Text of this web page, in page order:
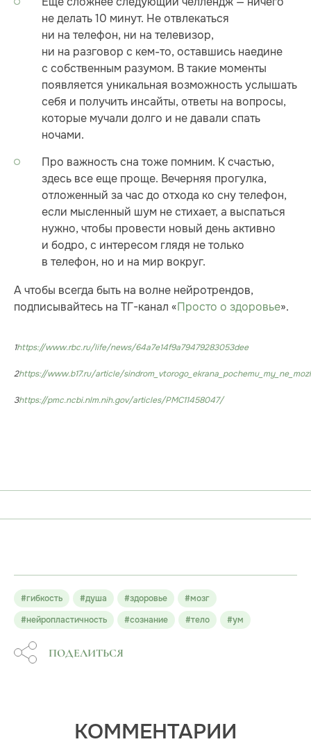
не делать 10 минут. Не отвлекаться
ни на телефон, ни на телевизор,
ни на разговор с кем-то, оставшись наедине
с собственным разумом. В такие моменты
появляется уникальная возможность услышать
себя и получить инсайты, ответы на вопросы,
которые мучали долго и не давали спать
ночами.
Про важность сна тоже помним. К счастью,
здесь все еще проще. Вечерняя прогулка,
отложенный за час до отхода ко сну телефон,
если мысленный шум не стихает, а выспаться
нужно, чтобы провести новый день активно
и бодро, с интересом глядя не только
в телефон, но и на мир вокруг.
А чтобы всегда быть на волне нейротрендов,
подписывайтесь на ТГ-канал «Просто о здоровье».
1https://www.rbc.ru/life/news/64a7e14f9a79479283053dee
2https://www.b17.ru/article/
3https://pmc.ncbi.nlm.nih.gov/articles/PMC11458047/
#гибкость #душа #здоровье
#мозг
#нейропластичность
#сознание #тело #ум
ПОДЕЛИТЬСЯ
КОММЕНТАРИИ